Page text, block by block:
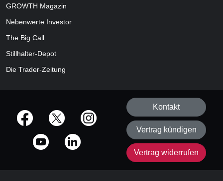
GROWTH Magazin
Nebenwerte Investor
The Big Call
Stillhalter-Depot
Die Trader-Zeitung
offizielle Social Media-Accounts
Kontakt
Vertrag kündigen
Vertrag widerrufen